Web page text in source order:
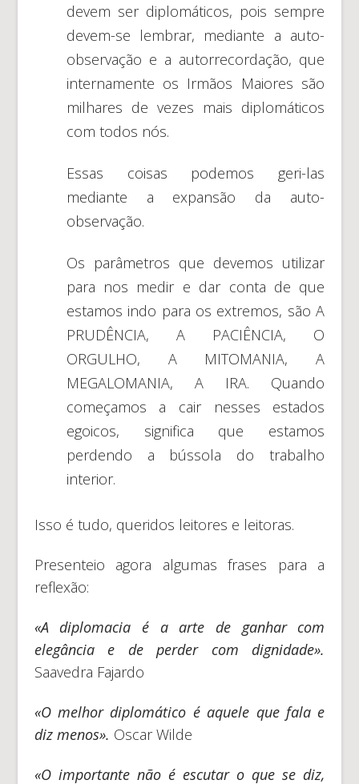
devem ser diplomáticos, pois sempre
devem-se lembrar, mediante a auto-
observação e a autorrecordação, que
internamente os Irmãos Maiores são
milhares de vezes mais diplomáticos
com todos nós.
Essas coisas podemos geri-las
mediante a expansão da auto-
observação.
Os parâmetros que devemos utilizar
para nos medir e dar conta de que
estamos indo para os extremos, são A
PRUDÊNCIA, A PACIÊNCIA, O
ORGULHO, A MITOMANIA, A
MEGALOMANIA, A IRA. Quando
começamos a cair nesses estados
egoicos, significa que estamos
perdendo a bússola do trabalho
interior.
Isso é tudo, queridos leitores e leitoras.
Presenteio agora algumas frases para a
reflexão:
«A diplomacia é a arte de ganhar com
elegância e de perder com dignidade».
Saavedra Fajardo
«O melhor diplomático é aquele que fala e
diz menos». Oscar Wilde
«O importante não é escutar o que se diz,